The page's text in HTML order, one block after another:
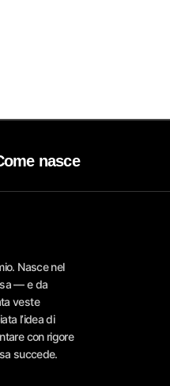
Nasce nel
— e da
veste
l’idea di
con rigore
succede.
nasce